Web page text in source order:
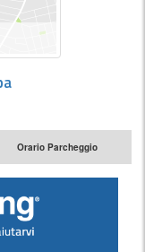
Orario Parcheggio